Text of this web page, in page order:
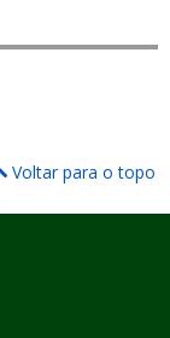
Voltar para o topo